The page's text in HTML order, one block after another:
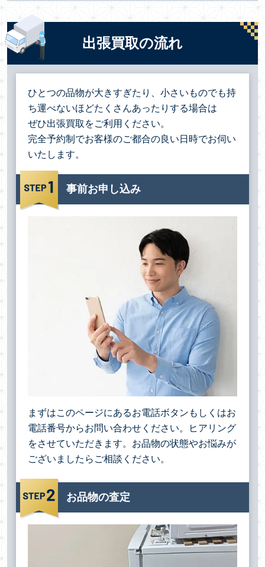
出張買取の流れ
ひとつの品物が大きすぎたり、小さいものでも持
ち運べないほどたくさんあったりする場合は
ぜひ出張買取をご利用ください。
完全予約制でお客様のご都合の良い日時でお伺い
いたします。
事前お申し込み
まずはこのページにあるお電話ボタンもしくはお
電話番号からお問い合わせください。ヒアリング
をさせていただきます。お品物の状態やお悩みが
ございましたらご相談ください。
お品物の査定